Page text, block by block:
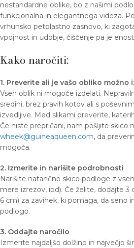
nestandardne oblike, bo z našimi
funkcionalna in elegantnega videza.
vrhunsko petplastno zasnovo, ki
vpojnost in udobje, čiščenje pa je
Kako naročiti:
1. Preverite ali je vašo obliko možno
Vseh oblik ni mogoče izdelati.
sredini, brez pravih kotov ali s
izvedljive. Med slikami preverite,
Če niste prepričani, nam pošljite skico
wheek@guineaqueen.com, da
mogoča.
2. Izmerite in narišite podrobnosti
Narišite natančno skico podloge z
mere izrezov, ipd). Če želite, dodajte 3
6 cm) za zavihek, ki pomaga, da seno
podlogo.
3. Oddajte naročilo
Izmerite najdaljšo dolžino in največjo